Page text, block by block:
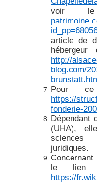
voir
article de
http://
blog.com/
Pour
https://
fonderie-
Dépendant
(UHA),
sciences
juridiques.
le lien
https://